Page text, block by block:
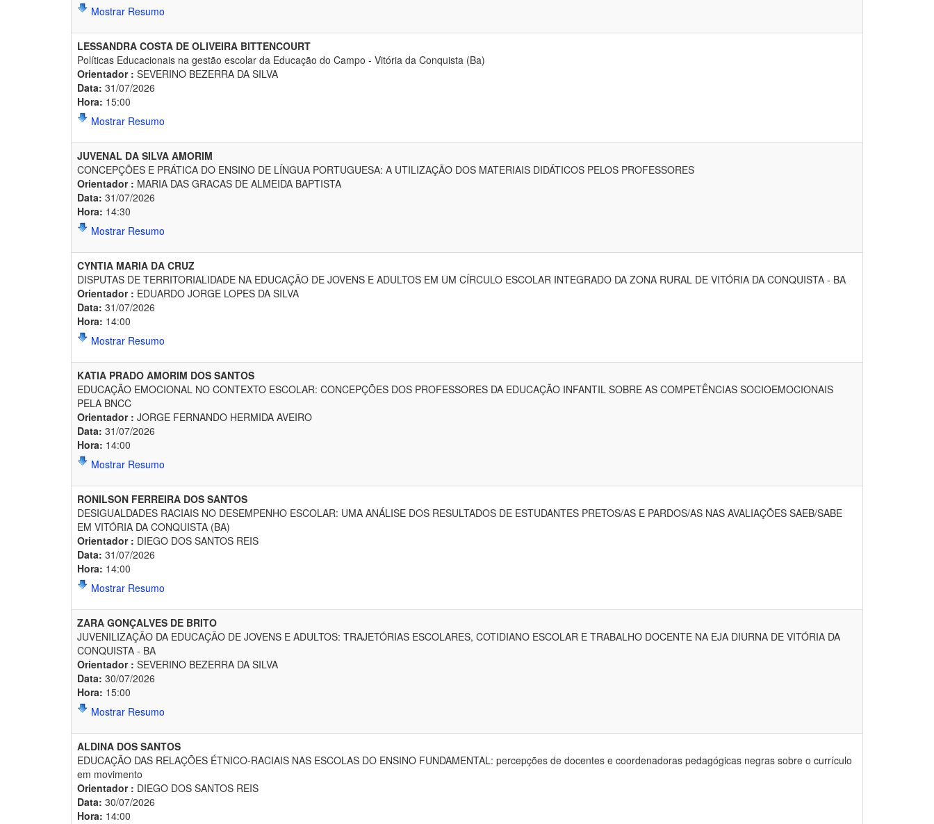
Mostrar Resumo
LESSANDRA COSTA DE OLIVEIRA BITTENCOURT
Políticas Educacionais na gestão escolar da Educação do Campo - Vitória da Conquista (Ba)
Orientador : SEVERINO BEZERRA DA SILVA
Data: 31/07/2026
Hora: 15:00
Mostrar Resumo
JUVENAL DA SILVA AMORIM
CONCEPÇÕES E PRÁTICA DO ENSINO DE LÍNGUA PORTUGUESA: A UTILIZAÇÃO DOS MATERIAIS DIDÁTICOS PELOS PROFESSORES
Orientador : MARIA DAS GRACAS DE ALMEIDA BAPTISTA
Data: 31/07/2026
Hora: 14:30
Mostrar Resumo
CYNTIA MARIA DA CRUZ
DISPUTAS DE TERRITORIALIDADE NA EDUCAÇÃO DE JOVENS E ADULTOS EM UM CÍRCULO ESCOLAR INTEGRADO DA ZONA RURAL DE VITÓRIA DA CONQUISTA - BA
Orientador : EDUARDO JORGE LOPES DA SILVA
Data: 31/07/2026
Hora: 14:00
Mostrar Resumo
KATIA PRADO AMORIM DOS SANTOS
EDUCAÇÃO EMOCIONAL NO CONTEXTO ESCOLAR: CONCEPÇÕES DOS PROFESSORES DA EDUCAÇÃO INFANTIL SOBRE AS COMPETÊNCIAS SOCIOEMOCIONAIS
PELA BNCC
Orientador : JORGE FERNANDO HERMIDA AVEIRO
Data: 31/07/2026
Hora: 14:00
Mostrar Resumo
RONILSON FERREIRA DOS SANTOS
DESIGUALDADES RACIAIS NO DESEMPENHO ESCOLAR: UMA ANÁLISE DOS RESULTADOS DE ESTUDANTES PRETOS/AS E PARDOS/AS NAS AVALIAÇÕES SAEB/SABE
EM VITÓRIA DA CONQUISTA (BA)
Orientador : DIEGO DOS SANTOS REIS
Data: 31/07/2026
Hora: 14:00
Mostrar Resumo
ZARA GONÇALVES DE BRITO
JUVENILIZAÇÃO DA EDUCAÇÃO DE JOVENS E ADULTOS: TRAJETÓRIAS ESCOLARES, COTIDIANO ESCOLAR E TRABALHO DOCENTE NA EJA DIURNA DE VITÓRIA DA
CONQUISTA - BA
Orientador : SEVERINO BEZERRA DA SILVA
Data: 30/07/2026
Hora: 15:00
Mostrar Resumo
ALDINA DOS SANTOS
EDUCAÇÃO DAS RELAÇÕES ÉTNICO-RACIAIS NAS ESCOLAS DO ENSINO FUNDAMENTAL: percepções de docentes e coordenadoras pedagógicas negras sobre o currículo
em movimento
Orientador : DIEGO DOS SANTOS REIS
Data: 30/07/2026
Hora: 14:00